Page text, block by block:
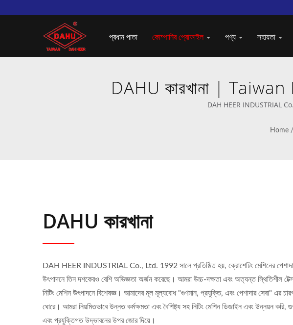
প্রধান পাতা কোম্পানির প্রোফাইল পণ্য সহায়তা
DAHU কারখানা | Taiwan
DAH HEER INDUSTRIAL Co.,
Home /
DAHU কারখানা
DAH HEER INDUSTRIAL Co., Ltd. 1992 সালে প্রতিষ্ঠিত হয়, ক্রোশেটিং মেশিনের
উৎপাদনে তিন দশকেরও বেশি অভিজ্ঞতা অর্জন করেছে। আমরা উচ্চ-দক্ষতা এবং অত্যন্ত স্থিতিশীল
নিটিং মেশিন উৎপাদনে বিশেষজ্ঞ। আমাদের মূল মূল্যবোধ "গুণমান, প্রযুক্তি, এবং পেশাদার সেবা" এর
ঘোরে। আমরা নিয়মিতভাবে উন্নত কর্মক্ষমতা এবং বৈশিষ্ট্য সহ নিটিং মেশিন ডিজাইন এবং উন্নয়ন করি,
এবং প্রযুক্তিগত উদ্ভাবনের উপর জোর দিয়ে।